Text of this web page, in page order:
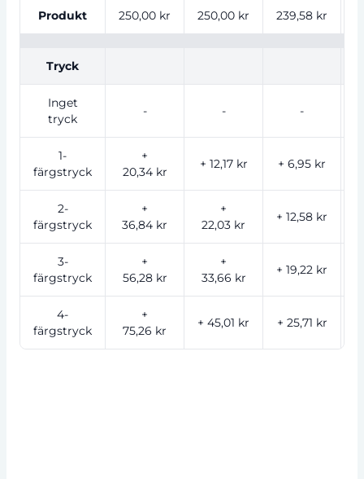
Produkt 250,00 kr 250,00 kr 239,58 kr
Tryck
Inget
tryck
- - -
1-
färgstryck
+
20,34 kr
+ 12,17 kr + 6,95 kr
2-
färgstryck
+
36,84 kr
+
22,03 kr
+ 12,58 kr
3-
färgstryck
+
56,28 kr
+
33,66 kr
+ 19,22 kr
4-
färgstryck
+
75,26 kr
+ 45,01 kr + 25,71 kr